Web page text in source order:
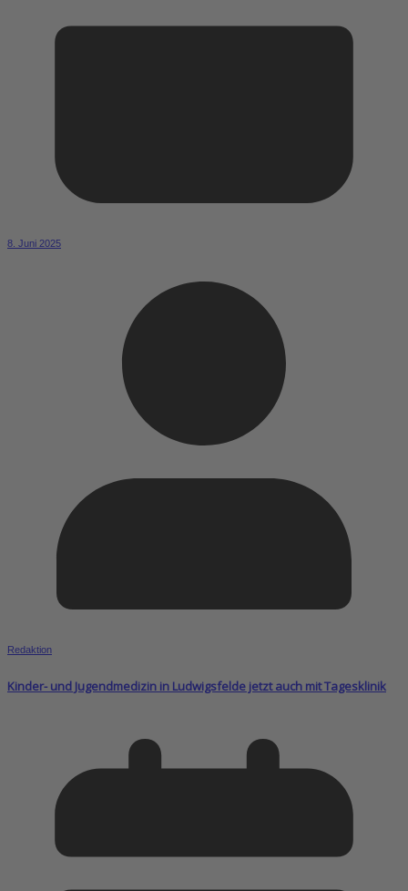
8. Juni 2025
Redaktion
Kinder- und Jugendmedizin in Ludwigsfelde jetzt auch mit Tagesklinik